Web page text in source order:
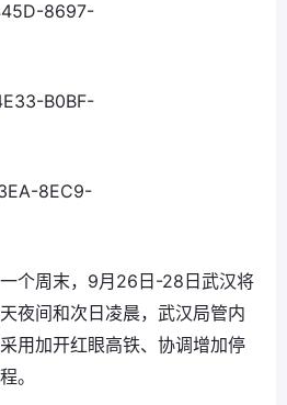
个周末，9月26日-28日武汉将
夜间和次日凌晨，武汉局管内
用加开红眼高铁、协调增加停
。